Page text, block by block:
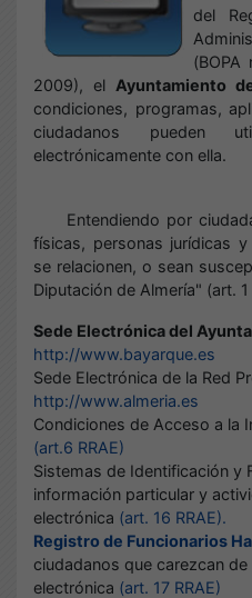
del
2009), el Ayuntamiento
condiciones, programas,
ciudadanos pueden
electrónicamente con ella.
Entendiendo por
físicas, personas jurídicas
se relacionen, o sean
Diputación de Almería" (art. 1
Sede Electrónica del
http://www.bayarque.es
Sede Electrónica de la Red
http://www.almeria.es
Condiciones de Acceso a la
(art.6 RRAE)
Sistemas de Identificación y
información particular y
electrónica (art. 16 RRAE).
Registro de Funcionarios
ciudadanos que carezcan
electrónica (art. 17 RRAE)